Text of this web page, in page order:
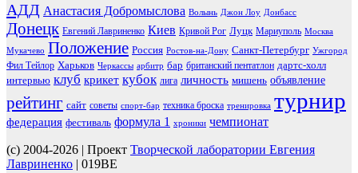
АДД Анастасия Добромыслова Волынь Джон Лоу Донбасс
Донецк Евгений Лавриненко Киев Кривой Рог Луцк Мариуполь Москва
Мукачево Положение Россия Ростов-на-Дону Санкт-Петербург Ужгород
Фил Тейлор Харьков Черкассы арбитр бар британский пентатлон дартс-холл
интервью клуб крикет кубок лига личность мишень объявление
рейтинг сайт советы спорт-бар техника броска тренировка турнир
федерация фестиваль формула 1 хроники чемпионат
(c) 2004-2026 | Проект Творческой лаборатории Евгения
Лавриненко | 019BE